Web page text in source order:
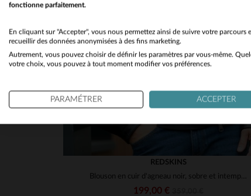
REDSKINS
Blouson en cuir d'agneau noir, sobre et intemporel, signé Redskins.
199,00 €
fonctionne parfaitement.
En cliquant sur "Accepter", vous nous permettez ainsi de suivre votre parcours
recueillir des données anonymisées à des fins marketing.
Autrement, vous pouvez choisir de définir les paramètres par vous-même.
votre choix, vous pouvez à tout moment modifier vos préférences.
PARAMÉTRER ACCEPTER